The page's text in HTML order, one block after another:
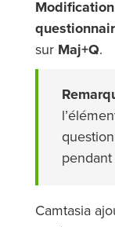
sur Maj+Q.
Camtasia